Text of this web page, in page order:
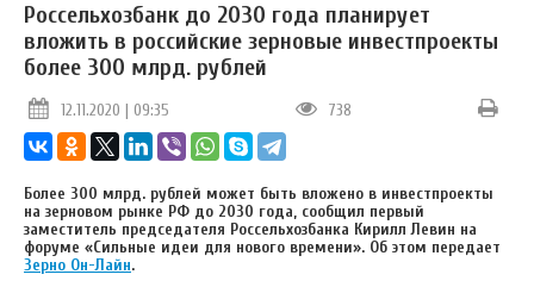
Россельхозбанк до 2030 года планирует
вложить в российские зерновые инвестпроекты
более 300 млрд. рублей
12.11.2020 | 09:35 738
Более 300 млрд. рублей может быть вложено в инвестпроекты
на зерновом рынке РФ до 2030 года, сообщил первый
заместитель председателя Россельхозбанка Кирилл Левин на
форуме «Сильные идеи для нового времени». Об этом передает
Зерно Он-Лайн.